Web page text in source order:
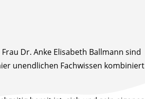
Dr. Anke Elisabeth Ballmann sind
unendlichen Fachwissen kombiniert